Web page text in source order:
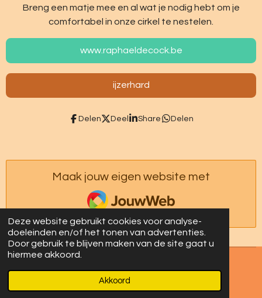
Deze website gebruikt cookies voor analyse-
doeleinden en/of het tonen van advertenties.
Door gebruik te blijven maken van de site gaat u
hiermee akkoord.
Akkoord
Breng een matje mee en al wat je nodig hebt om je
comfortabel in onze cirkel te nestelen.
www.raphaeldecock.be
ijzerhard
Delen Deel Share Delen
Maak jouw eigen website met
JouwWeb